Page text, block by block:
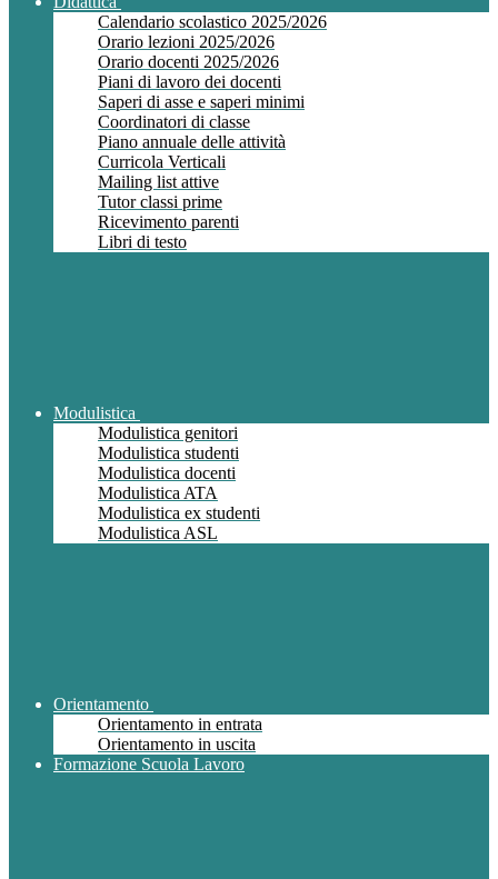
Calendario scolastico 2025/2026
Orario lezioni 2025/2026
Orario docenti 2025/2026
Piani di lavoro dei docenti
Saperi di asse e saperi minimi
Coordinatori di classe
Piano annuale delle attività
Curricola Verticali
Mailing list attive
Tutor classi prime
Ricevimento parenti
Libri di testo
Modulistica
Modulistica genitori
Modulistica studenti
Modulistica docenti
Modulistica ATA
Modulistica ex studenti
Modulistica ASL
Orientamento
Orientamento in entrata
Orientamento in uscita
Formazione Scuola Lavoro